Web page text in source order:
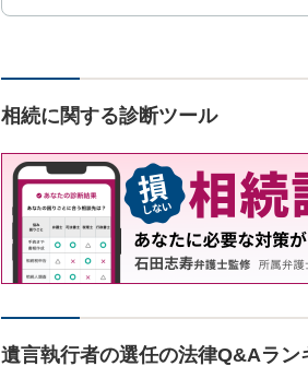
相続に関する診断ツール
遺言執行者の選任の法律Q&Aラン